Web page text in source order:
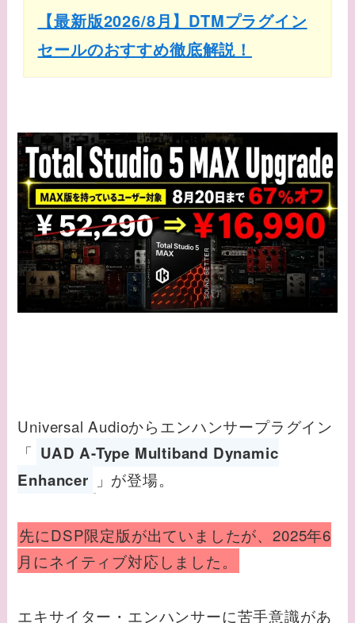
【最新版2026/8月】DTMプラグイン
セールのおすすめ徹底解説！
Universal Audioからエンハンサープラグイン
「 UAD A-Type Multiband Dynamic
Enhancer
」が登場。
先にDSP限定版が出ていましたが、2025年6
月にネイティブ対応しました。
エキサイター・エンハンサーに苦手意識があ